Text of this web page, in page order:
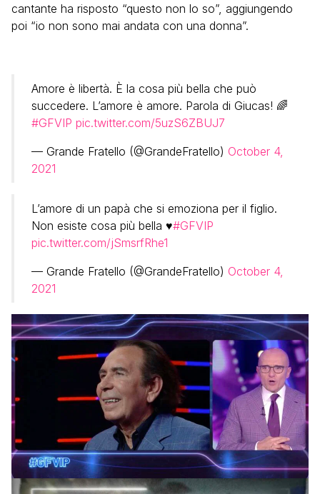
cantante ha risposto “questo non lo so”, aggiungendo
poi “io non sono mai andata con una donna”.
Amore è libertà. È la cosa più bella che può
succedere. L’amore è amore. Parola di Giucas! 🌈
#GFVIP pic.twitter.com/5uzS6ZBUJ7
— Grande Fratello (@GrandeFratello) October 4,
2021
L’amore di un papà che si emoziona per il figlio.
Non esiste cosa più bella ♥️#GFVIP
pic.twitter.com/jSmsrfRhe1
— Grande Fratello (@GrandeFratello) October 4,
2021